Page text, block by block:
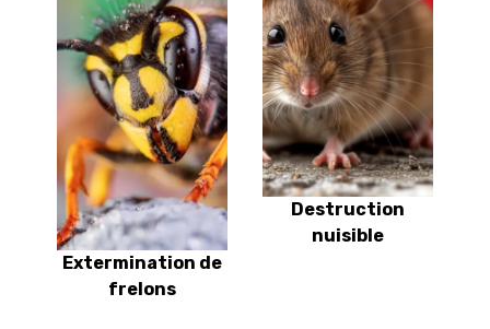
Extermination de
frelons
Destruction
nuisible